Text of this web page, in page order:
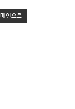
메인으로